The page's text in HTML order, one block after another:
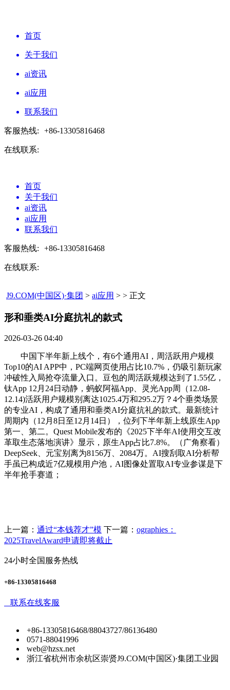
首页
关于我们
ai资讯
ai应用
联系我们
客服热线: +86-13305816468
在线联系:
首页
关于我们
ai资讯
ai应用
联系我们
客服热线: +86-13305816468
在线联系:
J9.COM(中国区)·集团 > ai应用 > > 正文
形和垂类AI分庭抗礼的款式​
2026-03-26 04:40
中国下半年新上线个，有6个通用AI，周活跃用户规模
Top10的AI APP中，PC端网页使用占比10.7%，仍吸引新玩家
冲破性入局抢夺流量入口。豆包的周活跃规模达到了1.55亿，
钛App 12月24日动静，蚂蚁阿福App、灵光App周（12.08-
12.14)活跃用户规模别离达1025.4万和295.2万？4个垂类场景
的专业AI，构成了通用和垂类AI分庭抗礼的款式。最新统计
周期内（12月8日至12月14日），位列下半年新上线原生App
第一、第二。Quest Mobile发布的《2025下半年AI使用交互改
革取生态落地演讲》显示，原生App占比7.8%。（广角察看）
DeepSeek、元宝别离为8156万、2084万。AI搜刮取AI分析帮
手虽已构成近7亿规模用户池，AI图像处置取AI专业参谋是下
半年抢手赛道；
上一篇： 通过“本钱荐才”模 下一篇： ographies：
2025TravelAward申请即将截止
24小时全国服务热线
+86-13305816468
联系在线客服
+86-13305816468/88043727/86136480
0571-88041996
web@hzsx.net
浙江省杭州市余杭区崇贤J9.COM(中国区)·集团工业园